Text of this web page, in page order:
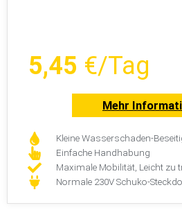
5,45 €/Tag
Mehr
Kleine Wasserschaden-
Einfache Handhabung
Maximale Mobilität, Leicht zu
Normale 230V Schuko-